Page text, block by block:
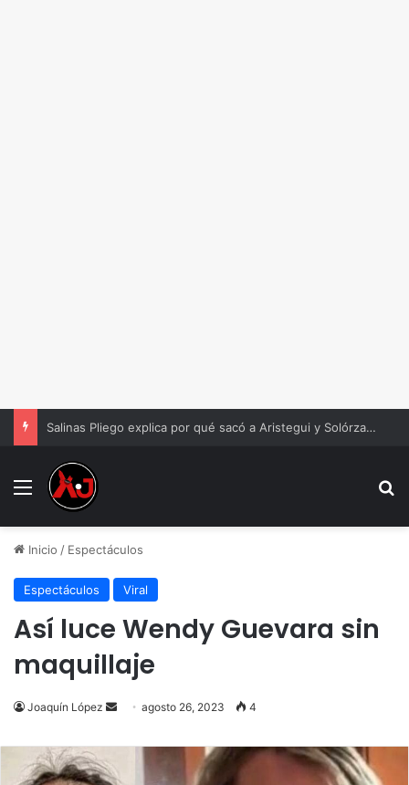
Salinas Pliego explica por qué sacó a Aristegui y Solórzano de TV Azteca
Menu
Inicio / Espectáculos
Espectáculos Viral
Así luce Wendy Guevara sin
maquillaje
Joaquín López
Send
email
agosto 26, 2023 4